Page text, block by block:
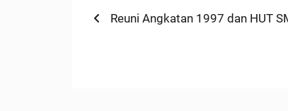
Navigasi
Previous
Reuni Angkatan 1997 dan HUT